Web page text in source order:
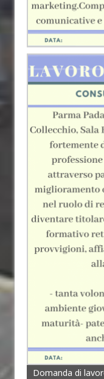
Domanda di